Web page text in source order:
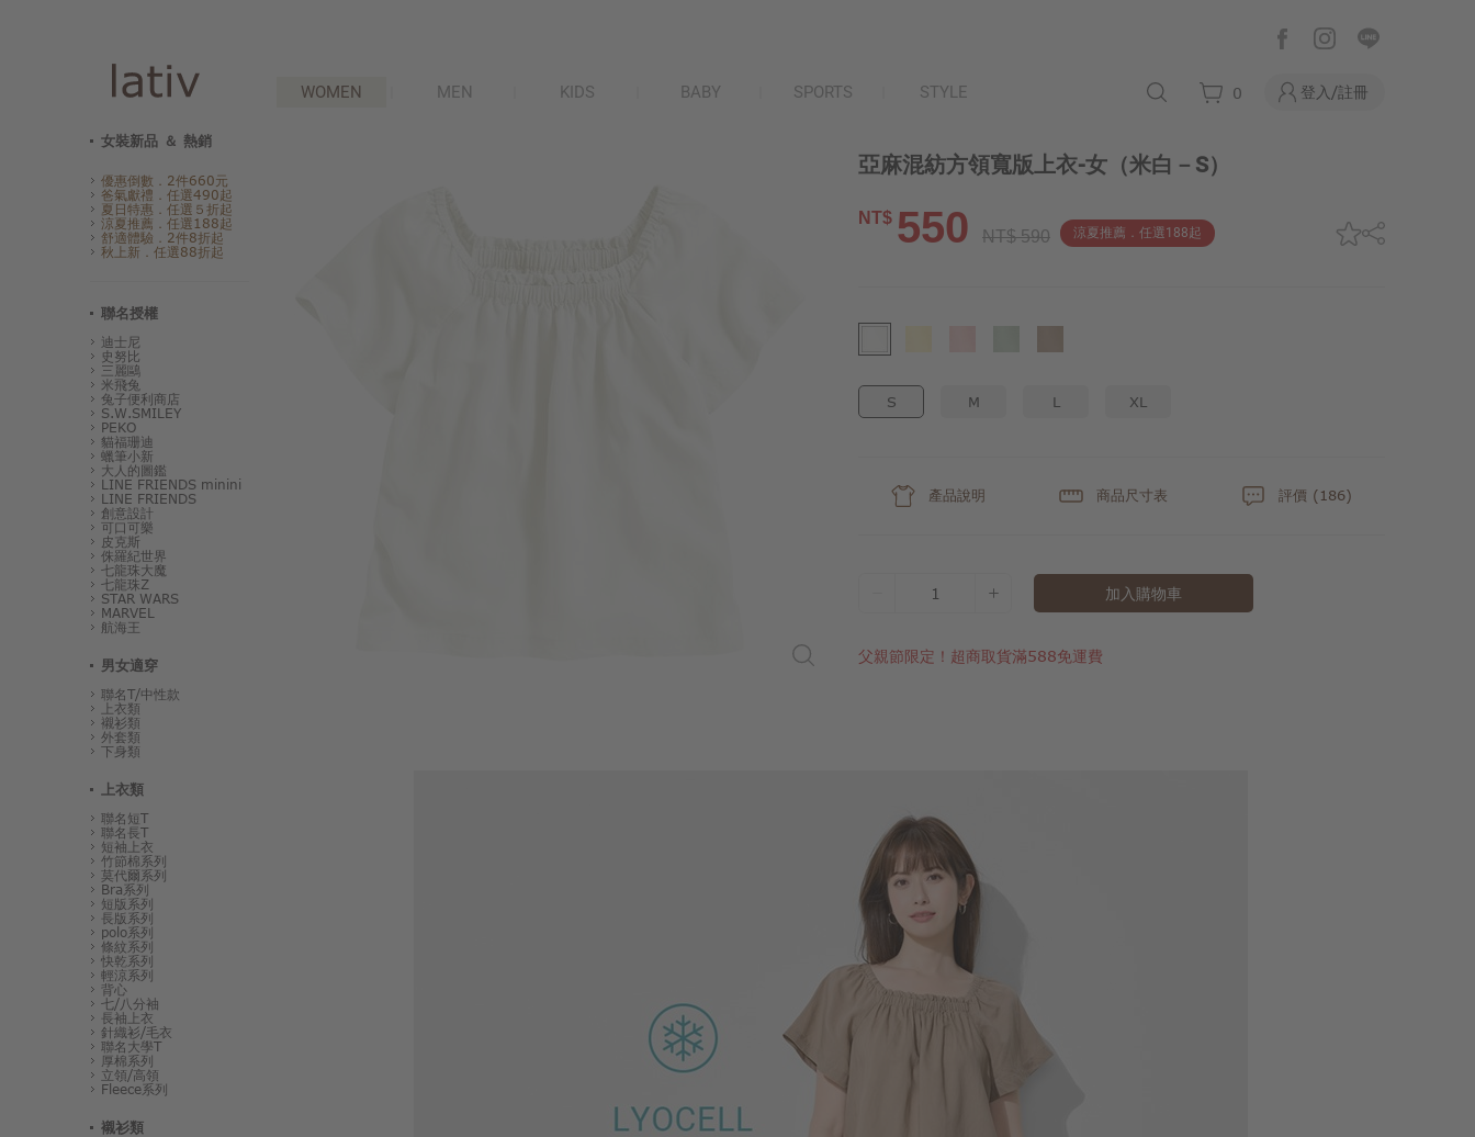
WOMEN MEN KIDS BABY SPORTS STYLE 0 登入/註冊
女裝新品 ＆ 熱銷
優惠倒數．2件660元
爸氣獻禮．任選490起
夏日特惠．任選５折起
涼夏推薦．任選188起
舒適體驗．2件8折起
秋上新．任選88折起
聯名授權
迪士尼
史努比
三麗鷗
米飛兔
兔子便利商店
S.W.SMILEY
PEKO
貓福珊迪
蠟筆小新
大人的圖鑑
LINE FRIENDS minini
LINE FRIENDS
創意設計
可口可樂
皮克斯
侏羅紀世界
七龍珠大魔
七龍珠Z
STAR WARS
MARVEL
航海王
男女適穿
聯名T/中性款
上衣類
襯衫類
外套類
下身類
上衣類
聯名短T
聯名長T
短袖上衣
竹節棉系列
莫代爾系列
Bra系列
短版系列
長版系列
polo系列
條紋系列
快乾系列
輕涼系列
背心
七/八分袖
長袖上衣
針織衫/毛衣
聯名大學T
厚棉系列
立領/高領
Fleece系列
襯衫類
亞麻混紡方領寬版上衣-女 （米白－S）
NT$ 550 NT$ 590 涼夏推薦．任選188起
S M L XL
產品說明 商品尺寸表 評價 (186)
1 加入購物車
父親節限定！超商取貨滿588免運費